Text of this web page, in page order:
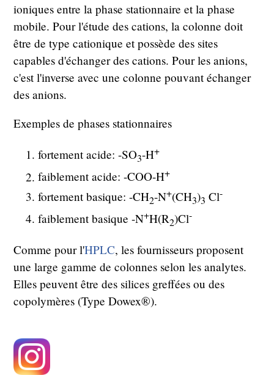
ioniques entre la phase stationnaire et la phase
mobile. Pour l'étude des cations, la colonne doit
être de type cationique et possède des sites
capables d'échanger des cations. Pour les anions,
c'est l'inverse avec une colonne pouvant échanger
des anions.
Exemples de phases stationnaires
fortement acide: -SO3-H+
faiblement acide: -COO-H+
fortement basique: -CH2-N+(CH3)3 Cl-
faiblement basique -N+H(R2)Cl-
Comme pour l'HPLC, les fournisseurs proposent
une large gamme de colonnes selon les analytes.
Elles peuvent être des silices greffées ou des
copolymères (Type Dowex®).